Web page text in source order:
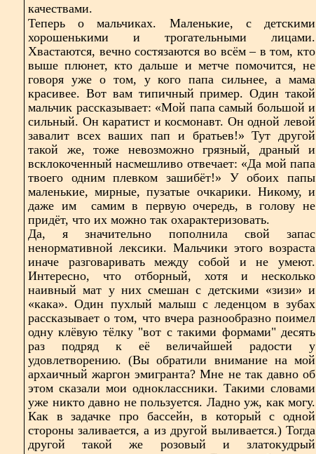
качествами.
Теперь о мальчиках. Маленькие, с детскими
хорошенькими и трогательными лицами.
Хвастаются, вечно состязаются во всём – в том, кто
выше плюнет, кто дальше и метче помочится, не
говоря уже о том, у кого папа сильнее, а мама
красивее. Вот вам типичный пример. Один такой
мальчик рассказывает: «Мой папа самый большой и
сильный. Он каратист и космонавт. Он одной левой
завалит всех ваших пап и братьев!» Тут другой
такой же, тоже невозможно грязный, драный и
всклокоченный насмешливо отвечает: «Да мой папа
твоего одним плевком зашибёт!» У обоих папы
маленькие, мирные, пузатые очкарики. Никому, и
даже им
самим в первую очередь, в голову не
придёт, что их можно так охарактеризовать.
Да, я значительно пополнила свой запас
ненормативной лексики. Мальчики этого возраста
иначе разговаривать между собой и не умеют.
Интересно, что отборный, хотя и несколько
наивный мат у них смешан с детскими «зизи» и
«кака». Один пухлый малыш с леденцом в зубах
рассказывает о том, что вчера разнообразно поимел
одну клёвую тёлку "вот с такими формами" десять
раз подряд к её величайшей радости у
удовлетворению. (Вы обратили внимание на мой
архаичный жаргон эмигранта? Мне не так давно об
этом сказали мои одноклассники. Такими словами
уже никто давно не пользуется. Ладно уж, как могу.
Как в задачке про бассейн, в который с одной
стороны заливается, а из другой выливается.) Тогда
другой такой же розовый и златокудрый